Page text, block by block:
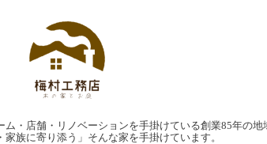
・店舗・リノベーションを手掛けている創業85年の地
家族に寄り添う」そんな家を手掛けています。